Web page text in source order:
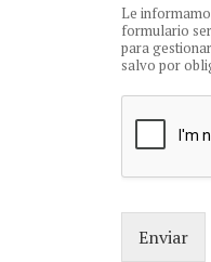
Le
formulario
para
salvo por
Enviar